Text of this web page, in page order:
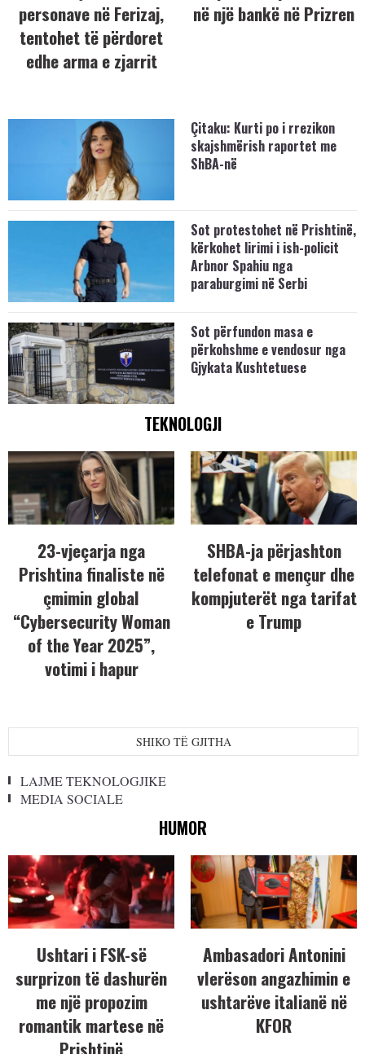
personave në Ferizaj,
tentohet të përdoret
edhe arma e zjarrit
në një bankë në Prizren
Çitaku: Kurti po i rrezikon
skajshmërish raportet me
ShBA-në
Sot protestohet në Prishtinë,
kërkohet lirimi i ish-policit
Arbnor Spahiu nga
paraburgimi në Serbi
Sot përfundon masa e
përkohshme e vendosur nga
Gjykata Kushtetuese
TEKNOLOGJI
23-vjeçarja nga
Prishtina finaliste në
çmimin global
“Cybersecurity Woman
of the Year 2025”,
votimi i hapur
SHBA-ja përjashton
telefonat e mençur dhe
kompjuterët nga tarifat
e Trump
SHIKO TË GJITHA
LAJME TEKNOLOGJIKE
MEDIA SOCIALE
HUMOR
Ushtari i FSK-së
surprizon të dashurën
me një propozim
romantik martese në
Prishtinë
Ambasadori Antonini
vlerëson angazhimin e
ushtarëve italianë në
KFOR